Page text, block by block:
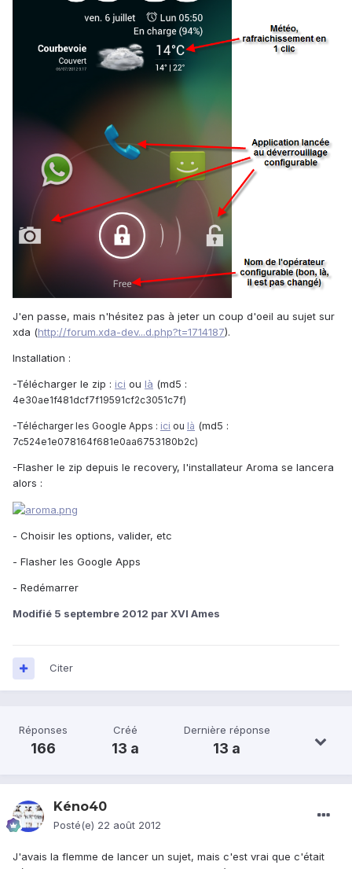
J'en passe, mais n'hésitez pas à jeter un coup d'oeil au sujet sur
xda (http://forum.xda-dev...d.php?t=1714187).
Installation :
-Télécharger le zip : ici ou là (md5 :
4e30ae1f481dcf7f19591cf2c3051c7f)
-Télécharger les Google Apps : ici ou là (md5 :
7c524e1e078164f681e0aa6753180b2c)
-Flasher le zip depuis le recovery, l'installateur Aroma se lancera
alors :
- Choisir les options, valider, etc
- Flasher les Google Apps
- Redémarrer
Modifié 5 septembre 2012 par XVI Ames
Citer
Réponses
166
Créé
13 a
Dernière réponse
13 a
Kéno40
Posté(e) 22 août 2012
J'avais la flemme de lancer un sujet, mais c'est vrai que c'était